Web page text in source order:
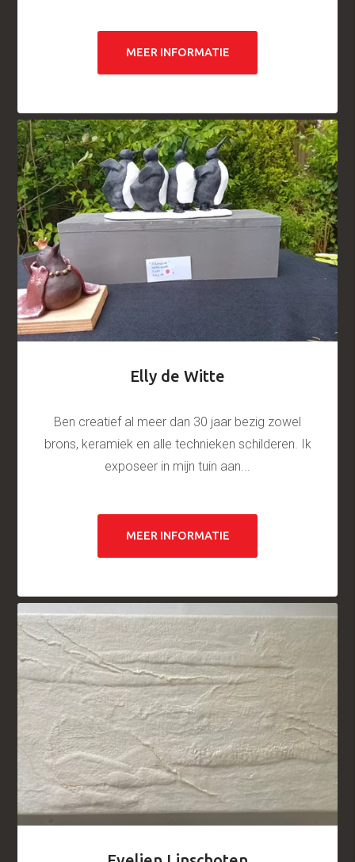
MEER INFORMATIE
Elly de Witte
Ben creatief al meer dan 30 jaar bezig zowel
brons, keramiek en alle technieken schilderen. Ik
exposeer in mijn tuin aan...
MEER INFORMATIE